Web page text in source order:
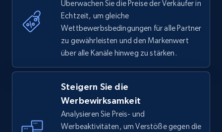
Überwachen Sie die Preise der Verkäufer in
Echtzeit, um gleiche
Wettbewerbsbedingungen für alle Partner
zu gewährleisten und den Markenwert
über alle Kanäle hinweg zu stärken.
Steigern Sie die
Werbewirksamkeit
Analysieren Sie Preis- und
Werbeaktivitäten, um Verstöße gegen die